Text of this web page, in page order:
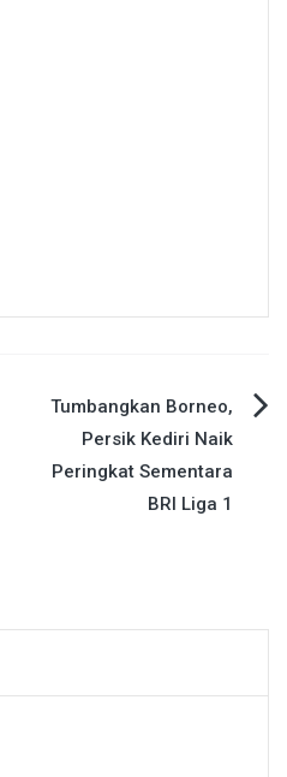
Tumbangkan Borneo,
Persik Kediri Naik
Peringkat Sementara
BRI Liga 1